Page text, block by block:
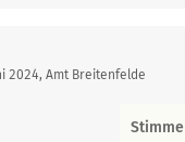
2024, Amt Breitenfelde